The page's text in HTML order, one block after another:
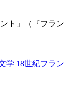
ト」（『フラン
学 18世紀フラン